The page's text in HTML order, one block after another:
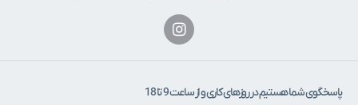
پاسخگوی شما هستیم در روزهای کاری و از ساعت 9 تا 18